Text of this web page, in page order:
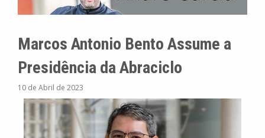
Marcos Antonio Bento Assume a
Presidência da Abraciclo
10 de Abril de 2023